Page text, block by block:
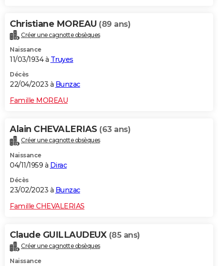
Christiane MOREAU (89 ans)
Créer une cagnotte obsèques
Naissance
11/03/1934 à Truyes
Décès
22/04/2023 à Bunzac
Famille MOREAU
Alain CHEVALERIAS (63 ans)
Créer une cagnotte obsèques
Naissance
04/11/1959 à Dirac
Décès
23/02/2023 à Bunzac
Famille CHEVALERIAS
Claude GUILLAUDEUX (85 ans)
Créer une cagnotte obsèques
Naissance